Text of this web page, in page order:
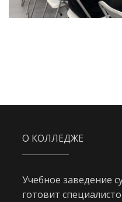
О КОЛЛЕДЖЕ
Учебное заведение
готовит